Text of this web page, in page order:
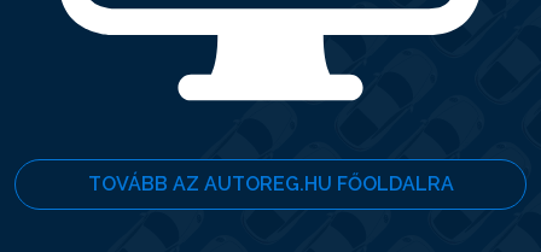
TOVÁBB AZ AUTOREG.HU FŐOLDALRA